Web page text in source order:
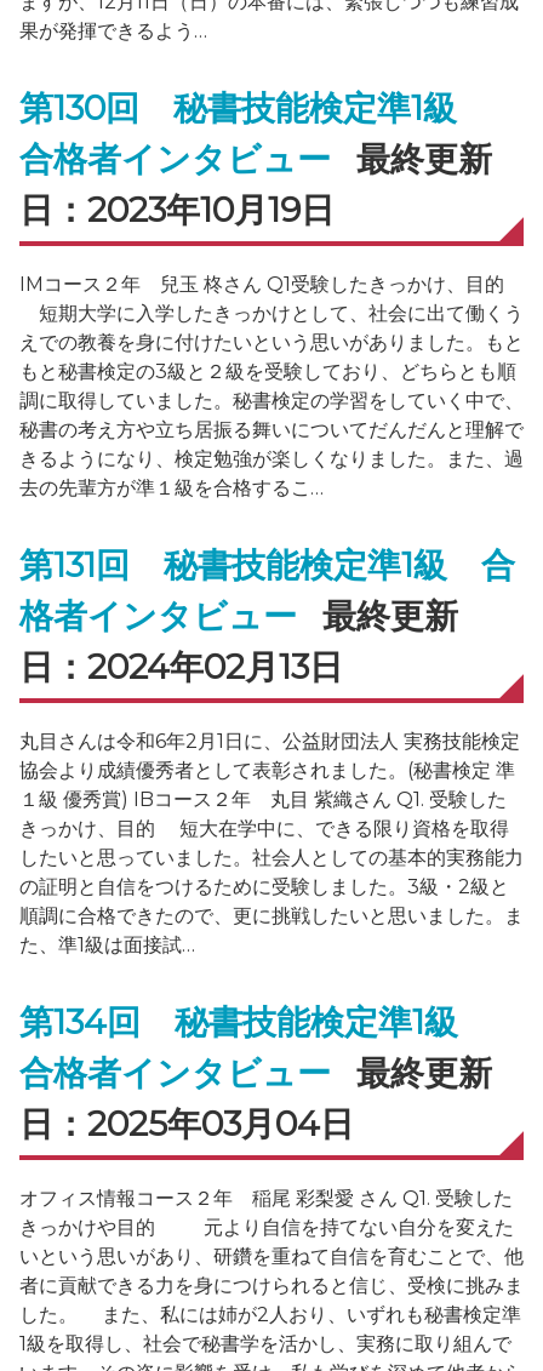
果が発揮できるよう…
第130回 秘書技能検定準1級
合格者インタビュー 最終更新
日：2023年10月19日
IMコース２年 兒玉 柊さん Q1受験したきっかけ、目的
短期大学に入学したきっかけとして、社会に出て働くう
えでの教養を身に付けたいという思いがありました。もと
もと秘書検定の3級と２級を受験しており、どちらとも順
調に取得していました。秘書検定の学習をしていく中で、
秘書の考え方や立ち居振る舞いについてだんだんと理解で
きるようになり、検定勉強が楽しくなりました。また、過
去の先輩方が準１級を合格するこ…
第131回 秘書技能検定準1級 合
格者インタビュー 最終更新
日：2024年02月13日
丸目さんは令和6年2月1日に、公益財団法人 実務技能検定
協会より成績優秀者として表彰されました。(秘書検定 準
１級 優秀賞) IBコース２年 丸目 紫織さん Q1. 受験した
きっかけ、目的 短大在学中に、できる限り資格を取得
したいと思っていました。社会人としての基本的実務能力
の証明と自信をつけるために受験しました。3級・2級と
順調に合格できたので、更に挑戦したいと思いました。ま
た、準1級は面接試…
第134回 秘書技能検定準1級
合格者インタビュー 最終更新
日：2025年03月04日
オフィス情報コース２年 稲尾 彩梨愛 さん Q1. 受験した
きっかけや目的 元より自信を持てない自分を変えた
いという思いがあり、研鑽を重ねて自信を育むことで、他
者に貢献できる力を身につけられると信じ、受検に挑みま
した。 また、私には姉が2人おり、いずれも秘書検定準
1級を取得し、社会で秘書学を活かし、実務に取り組んで